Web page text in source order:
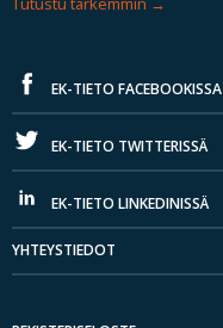
EK-TIETO FACEBOOKISSA
EK-TIETO TWITTERISSÄ
EK-TIETO LINKEDINISSÄ
YHTEYSTIEDOT